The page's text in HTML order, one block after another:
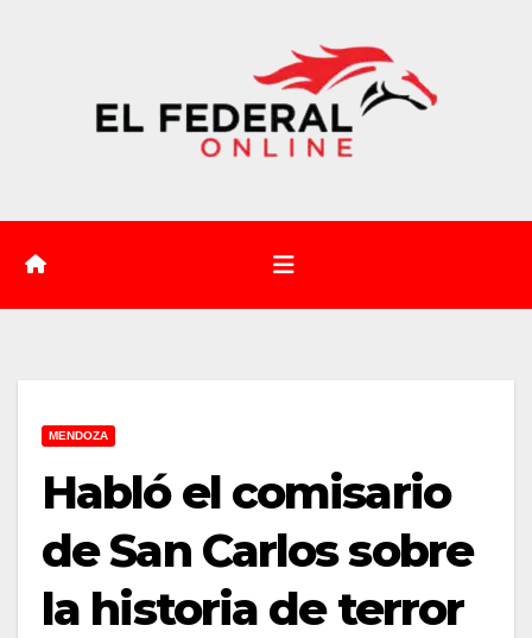
MENDOZA
Habló el comisario
de San Carlos sobre
la historia de terror